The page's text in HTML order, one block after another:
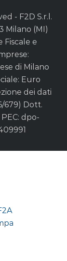
- F2D S.r.l.
Milano (MI)
Fiscale e
di Milano
Euro
dei dati
679) Dott.
PEC: dpo-